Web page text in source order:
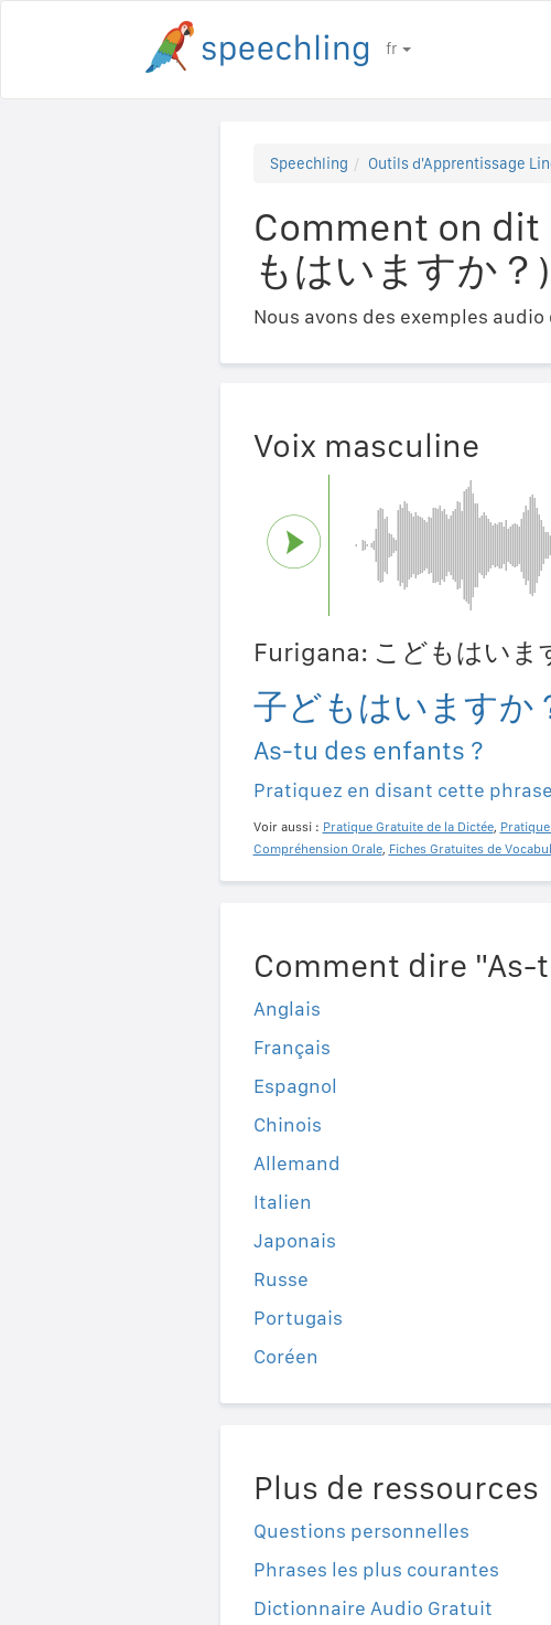
fr
Speechling Outils d'Apprentissage
Comment on
もはいますか？)
Nous avons des exemples
Voix masculine
Furigana: こどもはいま
子どもはいますか
As-tu des enfants ?
Pratiquez en disant cette phrase
Voir aussi : Pratique Gratuite de la Dictée,
Compréhension Orale, Fiches Gratuites de
Comment dire
Anglais
Français
Espagnol
Chinois
Allemand
Italien
Japonais
Russe
Portugais
Coréen
Plus de ressources
Questions personnelles
Phrases les plus courantes
Dictionnaire Audio Gratuit